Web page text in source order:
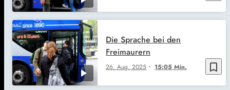
bookmark_border
26. Aug. 2025 15:05 Min.
Die Sprache bei den
Freimaurern